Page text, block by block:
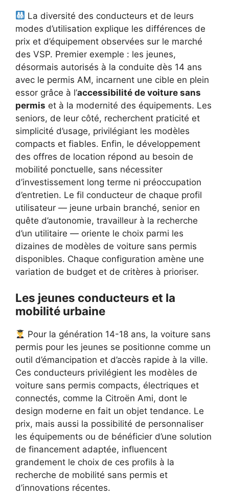
La diversité des conducteurs et de leurs
modes d’utilisation explique les différences de
prix et d’équipement observées sur le marché
des VSP. Premier exemple : les jeunes,
désormais autorisés à la conduite dès 14 ans
avec le permis AM, incarnent une cible en plein
essor grâce à l’accessibilité de voiture sans
permis et à la modernité des équipements. Les
seniors, de leur côté, recherchent praticité et
simplicité d’usage, privilégiant les modèles
compacts et fiables. Enfin, le développement
des offres de location répond au besoin de
mobilité ponctuelle, sans nécessiter
d’investissement long terme ni préoccupation
d’entretien. Le fil conducteur de chaque profil
utilisateur — jeune urbain branché, senior en
quête d’autonomie, travailleur à la recherche
d’un utilitaire — oriente le choix parmi les
dizaines de modèles de voiture sans permis
disponibles. Chaque configuration amène une
variation de budget et de critères à prioriser.
Les jeunes conducteurs et la
mobilité urbaine
Pour la génération 14-18 ans, la voiture sans
permis pour les jeunes se positionne comme un
outil d’émancipation et d’accès rapide à la ville.
Ces conducteurs privilégient les modèles de
voiture sans permis compacts, électriques et
connectés, comme la Citroën Ami, dont le
design moderne en fait un objet tendance. Le
prix, mais aussi la possibilité de personnaliser
les équipements ou de bénéficier d’une solution
de financement adaptée, influencent
grandement le choix de ces profils à la
recherche de mobilité sans permis et
d’innovations récentes.